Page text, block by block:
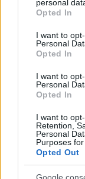
grant or deny
use your data
consent section.
personal
Opted In
I want to
Personal
Opted In
I want to
Personal
Opted In
I want to
Retention,
Personal
Purposes
Opted Out
Oppdatert
Analyse av
Innsyn i saker